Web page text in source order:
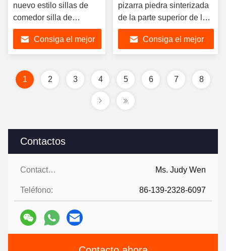
Contactos
Contactos: Ms. Judy Wen
Teléfono: 86-139-2328-6097
nuevo estilo sillas de
comedor silla de
comedor de lujo
moderna con patas de
acero inoxidable
Consiga el mejor
pizarra piedra sinterizada
de la parte superior de la
mesa de cerámica
moderna con base
metálica comedor de
Consiga el mejor
1 2 3 4 5 6 7 8